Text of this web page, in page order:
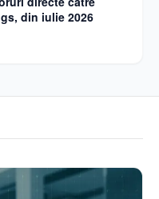
din iulie 2026